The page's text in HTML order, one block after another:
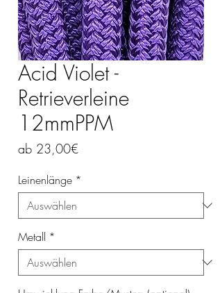
Acid Violet -
Retrieverleine
12mmPPM
ab 23,00€
Leinenlänge *
Metall *